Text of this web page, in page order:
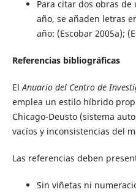
Para citar dos obras
año, se añaden letras
año: (Escobar 2005a);
Referencias bibliográficas
El Anuario del Centro de
emplea un estilo híbrido
Chicago-Deusto (sistema
vacíos y inconsistencias del
Las referencias deben
Sin viñetas ni